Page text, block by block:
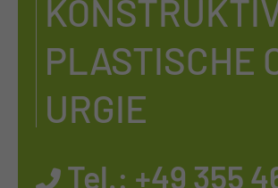
PLAS­TI­SCHE
UR­GIE
Tel.: +49 355